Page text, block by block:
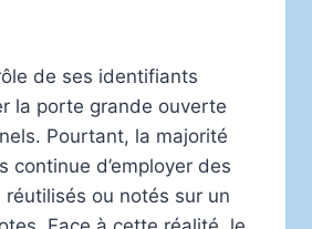
de ses identifiants
la porte grande ouverte
Pourtant, la majorité
continue d’employer des
ou notés sur un